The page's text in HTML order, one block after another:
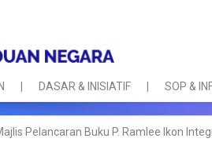
DASAR & INISIATIF SOP &
Pelancaran Buku P. Ramlee Ikon